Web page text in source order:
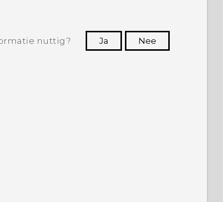
nuttig? Ja
Nee